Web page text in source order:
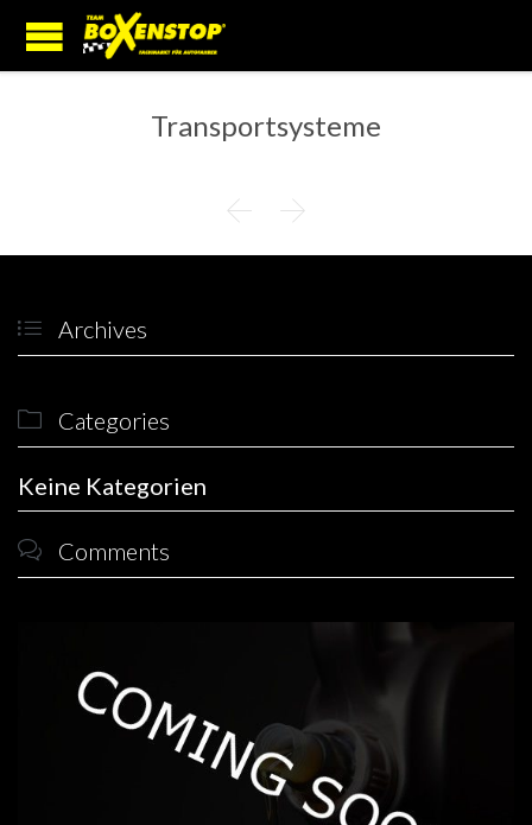
Transportsysteme
 
 Archives
 Categories
Keine Kategorien
 Comments